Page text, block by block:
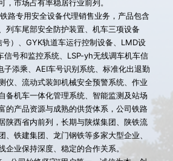
，市场占有率稳居行业前列。
列车尾部安全防护装置、机车三项设备
号）、GYK轨道车运行控制设备、LMD设
信号和监控系统、LSP-yh无线调车机车信
子添乘、AEI车号识别系统、标准化出退勤
仪、流动式装卸机械安全预警系统、作业
备机车一体化管理系统、智能监测及站场
的产品资源与成熟的供货体系，公司铁路
陕西省内前列，长期与陕煤集团、陕铁流
、铁建集团、龙门钢铁等多家大型企业、
企业保持深度、稳定的合作关系。